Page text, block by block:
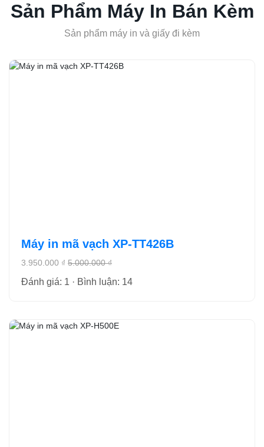
Sản Phẩm Máy In Bán Kèm
Sản phẩm máy in và giấy đi kèm
Máy in mã vạch XP-TT426B
3.950.000 ₫ 5.000.000 ₫
Đánh giá: 1 · Bình luận: 14